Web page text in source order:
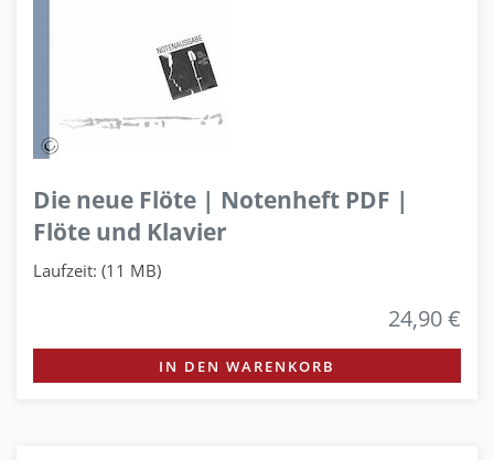
Die neue Flöte | Notenheft PDF |
Flöte und Klavier
Laufzeit: (11 MB)
24,90 €
IN DEN WARENKORB